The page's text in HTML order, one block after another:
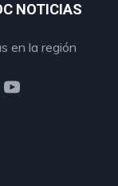
NOTICIAS
en la región